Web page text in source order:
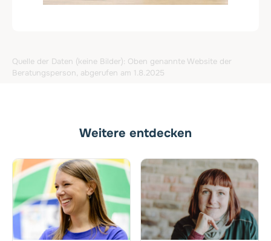
Quelle der Daten (keine Bilder): Oben genannte Website der
Beratungsperson, abgerufen am 1.8.2025
Weitere entdecken